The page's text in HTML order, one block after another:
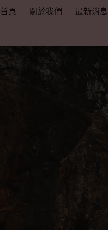
首頁 關於我們 最新消息